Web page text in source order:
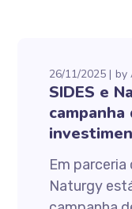
26/11/2025 by
SIDES e
campanha
Em parceria
Naturgy